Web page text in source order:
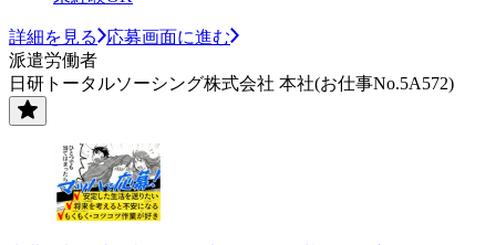
詳細を見る
応募画面に進む
派遣労働者
日研トータルソーシング株式会社 本社(お仕事No.5A572)